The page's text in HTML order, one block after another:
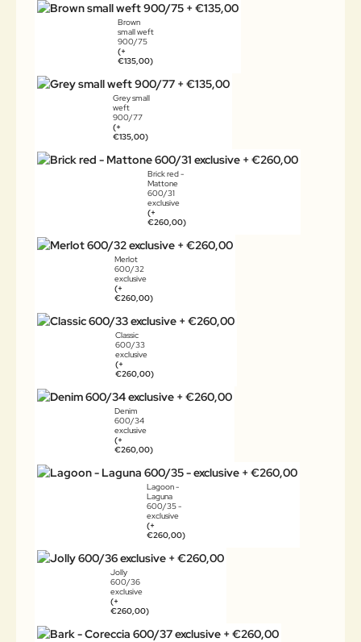
Brown
small weft
900/75
(+
€135,00)
Grey small
weft
900/77
(+
€135,00)
Brick red -
Mattone
600/31
exclusive
(+
€260,00)
Merlot
600/32
exclusive
(+
€260,00)
Classic
600/33
exclusive
(+
€260,00)
Denim
600/34
exclusive
(+
€260,00)
Lagoon -
Laguna
600/35 -
exclusive
(+
€260,00)
Jolly
600/36
exclusive
(+
€260,00)